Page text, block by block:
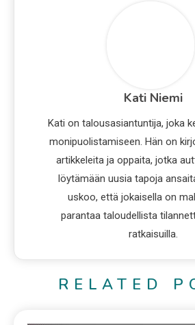
Kati Niemi
Kati on talousasiantuntija, joka
monipuolistamiseen. Hän on
artikkeleita ja oppaita, jotka
löytämään uusia tapoja
uskoo, että jokaisella on
parantaa taloudellista
ratkaisuilla.
RELATED